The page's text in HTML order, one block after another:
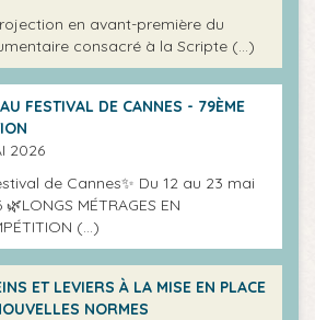
en avant-première du
consacré à la Scripte (…)
FESTIVAL DE CANNES - 79ÈME
2026
de Cannes✨ Du 12 au 23 mai
🌿LONGS MÉTRAGES EN
(…)
ET LEVIERS À LA MISE EN PLACE
NORMES